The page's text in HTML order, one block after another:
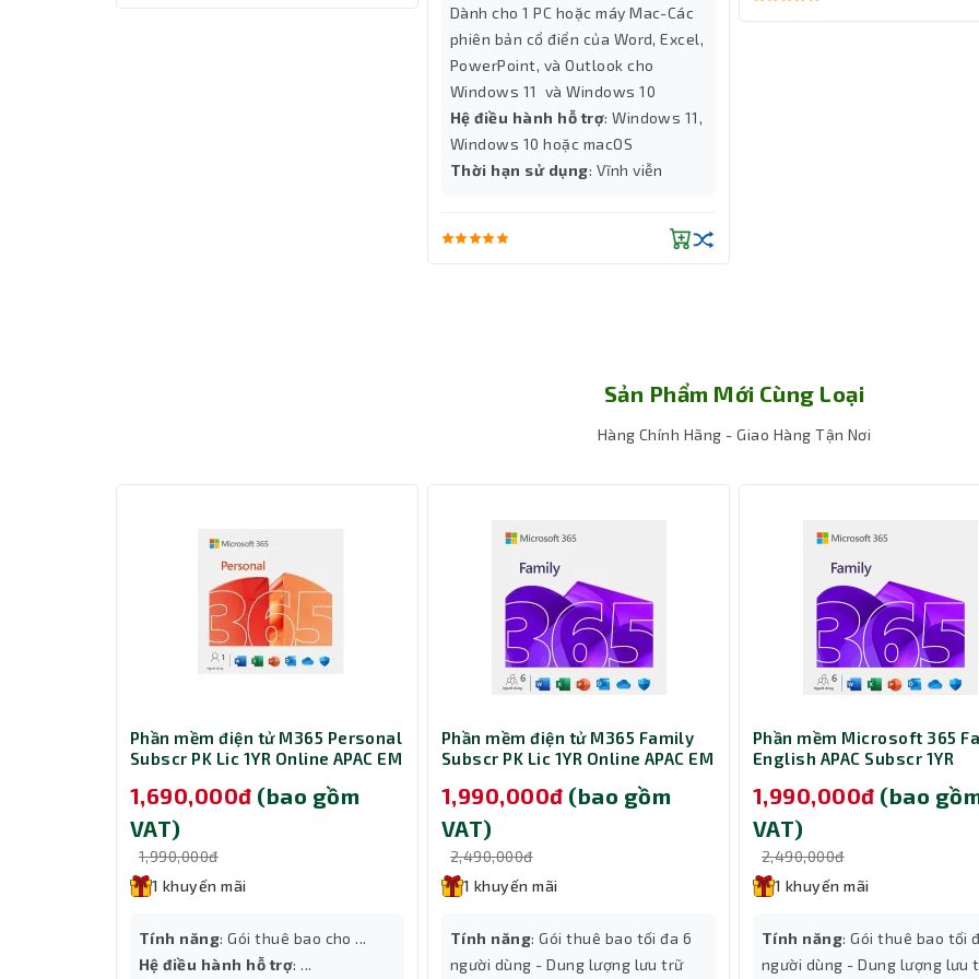
Dành cho 1 PC hoặc máy Mac-Các
phiên bản cổ điển của Word, Excel,
PowerPoint, và Outlook cho
Windows 11 và Windows 10
Hệ điều hành hỗ trợ: Windows 11,
Windows 10 hoặc macOS
Thời hạn sử dụng: Vĩnh viễn
Sản Phẩm Mới Cùng Loại
Hàng Chính Hãng - Giao Hàng Tận Nơi
Phần mềm điện tử M365 Personal
Subscr PK Lic 1YR Online APAC EM
1,690,000đ (bao gồm
VAT)
1,990,000đ
1 khuyến mãi
Tính năng: Gói thuê bao cho ...
Hệ điều hành hỗ trợ: ...
Phần mềm điện tử M365 Family
Subscr PK Lic 1YR Online APAC EM
1,990,000đ (bao gồm
VAT)
2,490,000đ
1 khuyến mãi
Tính năng: Gói thuê bao tối đa 6
người dùng - Dung lượng lưu trữ
Phần mềm Microsoft 365
English APAC Subscr 1YR
1,990,000đ (bao
VAT)
2,490,000đ
1 khuyến mãi
Tính năng: Gói thuê bao tối
người dùng - Dung lượng lưu